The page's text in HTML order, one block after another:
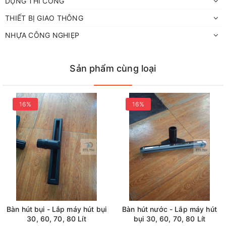
Model máy được trang bị động cơ siêu khỏe, hoạt động bỉ với
công suất tối đa lên tới 2400W/2motor cho lực hút mạnh và lưu
lượng khí 106L/S. Giúp cho máy hút bụi nhanh chóng mọi chất
bẩn. Nhờ hiệu quả làm sạch vượt trội mà máy hút bụi LC 702J
THIẾT BỊ GIAO THÔNG
NHỰA CÔNG NGHIẸP
Sản phẩm cùng loại
16%
Bàn hút bụi - Lắp máy hút bụi
30, 60, 70, 80 Lít
16%
Bàn hút nước - Lắp máy hút
bụi 30, 60, 70, 80 Lít